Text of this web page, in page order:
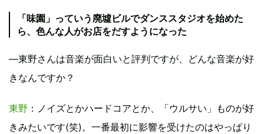
「味園」っていう廃墟ビルでダンススタジオを始めた
ら、色んな人がお店をだすようになった
―東野さんは音楽が面白いと評判ですが、どんな音楽が好
きなんですか？
東野 ：ノイズとかハードコアとか、「ウルサい」ものが好
きみたいです(笑)。一番最初に影響を受けたのはやっぱり